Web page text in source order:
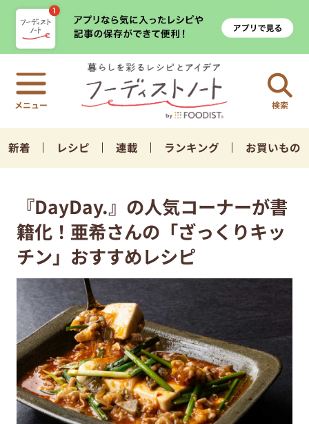
検索
新着 レシピ 連載 ランキング お買いもの
『DayDay.』の人気コーナーが書
籍化！亜希さんの「ざっくりキッ
チン」おすすめレシピ